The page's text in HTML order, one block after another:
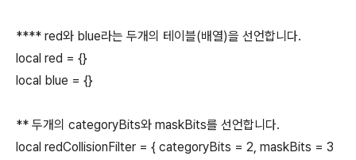
**** red와 blue라는 두개의 테이블(배열)을 선언합니다.
local red = {}
local blue = {}
** 두개의 categoryBits와 maskBits를 선언합니다.
local redCollisionFilter = { categoryBits = 2, maskBits = 3